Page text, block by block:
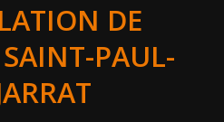
DE
PAUL-